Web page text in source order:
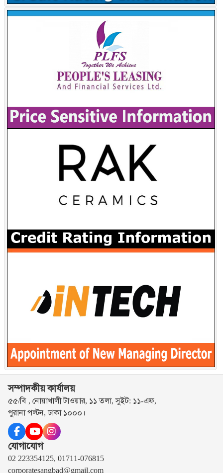
সম্পাদকীয় কার্যালয়
৫৫/বি , নোয়াখালী টাওয়ার, ১১ তলা, সুইট: ১১-এফ,
পুরানা পল্টন, ঢাকা ১০০০।
যোগাযোগ
02 223354125, 01711-076815
corporatesangbad@gmail.com